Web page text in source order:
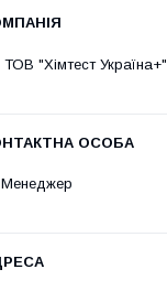
ТОВ "Хімтест Україна+"
Менеджер